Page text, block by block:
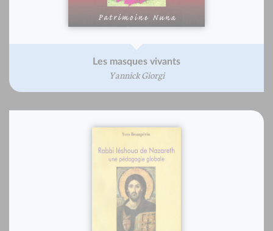
Les masques vivants
Yannick Giorgi